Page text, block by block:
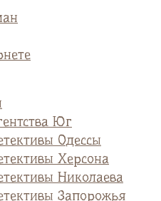
Юг
Одессы
Херсона
Николаева
Запорожья